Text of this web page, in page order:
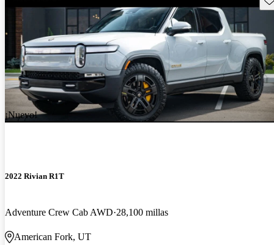
¡Nuevo!
2022 Rivian R1T
Adventure Crew Cab AWD 28,100 millas
American Fork, UT